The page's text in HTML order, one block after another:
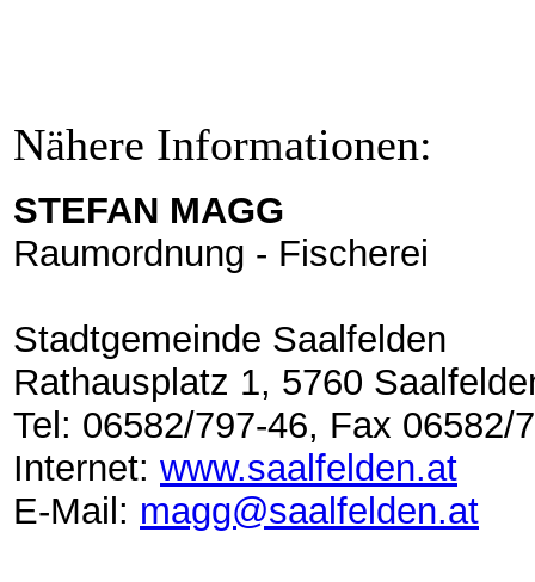
Nähere Informationen:
STEFAN MAGG
Raumordnung - Fischerei
Stadtgemeinde Saalfelden
Rathausplatz 1, 5760
Tel: 06582/797-46, Fax 06582/
Internet: www.saalfelden.at
E-Mail: magg@saalfelden.at